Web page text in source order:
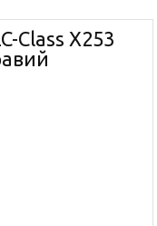
Class X253